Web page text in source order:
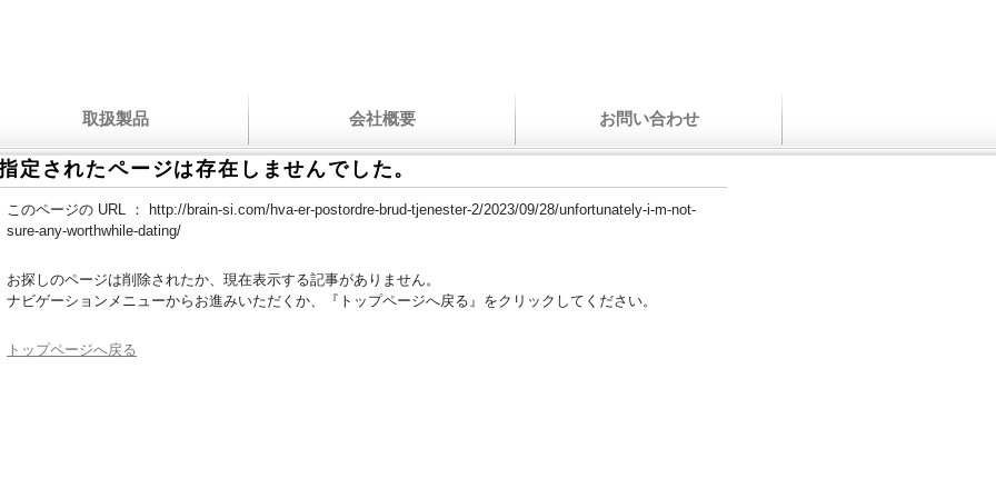
取扱製品 会社概要 お問い合わせ
定されたページは存在しませんでした。
このページの URL ：
http://brain-si.com/hva-er-postordre-brud-tjenester-2/2023/09/28/unfortunately-i-m-not-
sure-any-worthwhile-dating/
お探しのページは削除されたか、現在表示する記事がありません。
ナビゲーションメニューからお進みいただくか、『トップページへ戻る』をクリックしてください。
トップページへ戻る